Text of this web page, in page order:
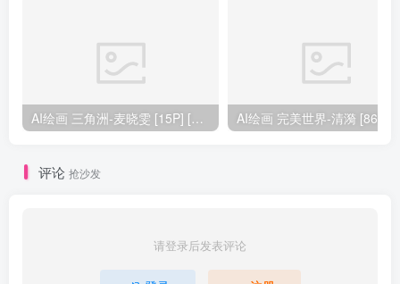
AI绘画 三角洲-麦晓雯 [15P] [57M]
评论 抢沙发
请登录后发表评论